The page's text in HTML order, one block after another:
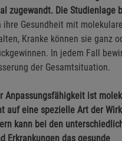
zugewandt. Die Studienlage
ihre Gesundheit mit
Kranke können sie ganz
In jedem Fall
der Gesamtsituation.
Anpassungsfähigkeit ist
auf eine spezielle Art der
kann bei den
Erkrankungen das gesunde